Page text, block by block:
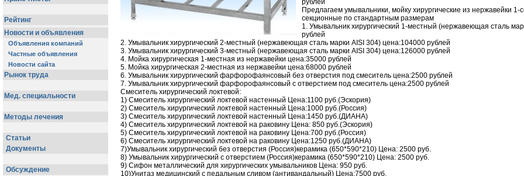
рублей
Предлагаем умывальники, мойку хирургические из нержавейки
секционные по стандартным размерам
1. Умывальник хирургический 1-местный (нержавеющая сталь
рублей
2. Умывальник хирургический 2-местный (нержавеющая сталь марки AISI 304) цена:104000 рублей
3. Умывальник хирургический 3-местный (нержавеющая сталь марки AISI 304) цена:126000 рублей
4. Мойка хирургическая 1-местная из нержавейки цена:35000 рублей
5. Мойка хирургическая 2-местная из нержавейки цена:68000 рублей
6. Умывальник хирургический фарфорофаянсовый без отверстия под смеситель цена:2500 рублей
7. Умывальник хирургический фарфорофаянсовый с отверстием под смеситель цена:2500 рублей
Смеситель хирургический локтевой:
1) Смеситель хирургический локтевой настенный Цена:1100 руб.(Эскория)
2) Смеситель хирургический локтевой настенный Цена:1000 руб.(Россия)
3) Смеситель хирургический локтевой настенный Цена:1450 руб.(ДИАНА)
4) Смеситель хирургический локтевой на раковину Цена: 850 руб.(Эскория)
5) Смеситель хирургический локтевой на раковину Цена:700 руб.(Россия)
6) Смеситель хирургический локтевой на раковину Цена:1250 руб.(ДИАНА)
7)Умывальник хирургический без отверстия (Россия)керамика (650*590*210) Цена: 2500 руб.
8) Умывальник хирургический с отверстием (Россия)керамика (650*590*210) Цена: 2500 руб.
9) Сифон металлический для хирургических умывальников Цена: 950 руб.
10)Унитаз медицинский с педальным сливом (антивандальный) Цена:7500 руб.